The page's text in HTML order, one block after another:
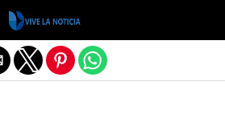
de la versión móvil